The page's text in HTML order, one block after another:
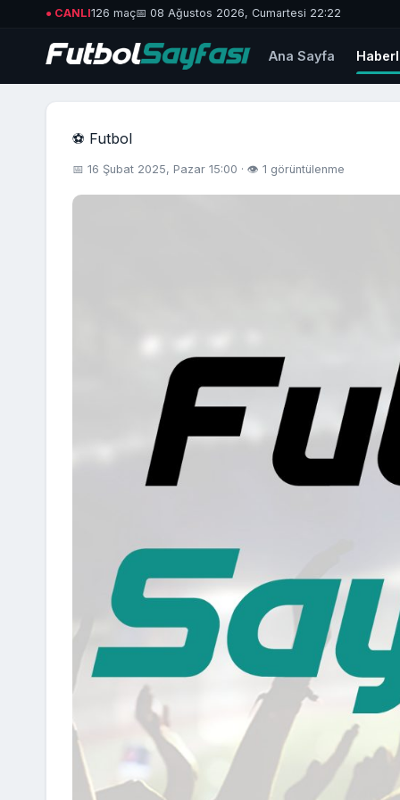
● CANLI126 maç📅 08 Ağustos 2026, Cumartesi 22:22
Ana Sayfa
⚽ Futbol
📅 16 Şubat 2025, Pazar 15:00 · 👁 1 görüntülenme